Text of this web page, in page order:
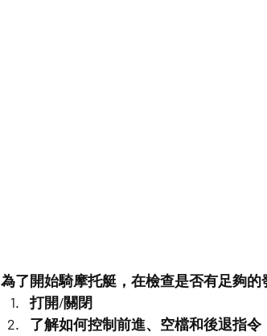
為了開始騎摩托艇，在檢查是否有足夠
打開/關閉
了解如何控制前進、空檔和後退指令